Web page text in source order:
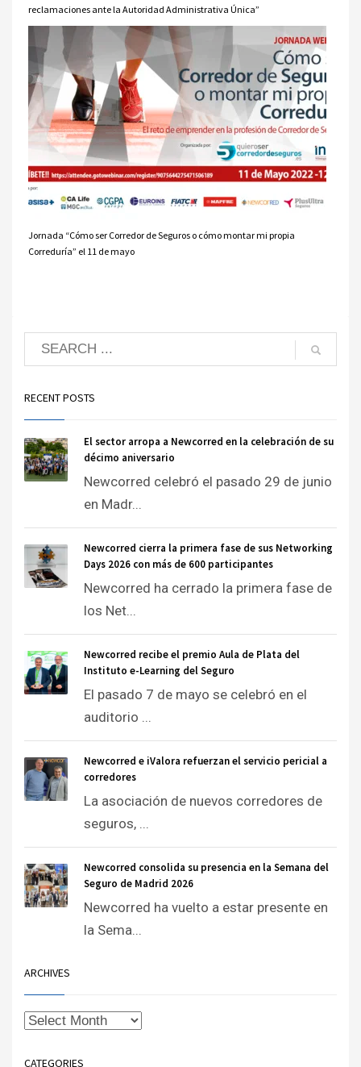
reclamaciones ante la Autoridad Administrativa Única”
Jornada “Cómo ser Corredor de Seguros o cómo montar mi propia
Correduría” el 11 de mayo
RECENT POSTS
El sector arropa a Newcorred en la celebración de su
décimo aniversario
Newcorred celebró el pasado 29 de junio
en Madr...
Newcorred cierra la primera fase de sus Networking
Days 2026 con más de 600 participantes
Newcorred ha cerrado la primera fase de
los Net...
Newcorred recibe el premio Aula de Plata del
Instituto e-Learning del Seguro
El pasado 7 de mayo se celebró en el
auditorio ...
Newcorred e iValora refuerzan el servicio pericial a
corredores
La asociación de nuevos corredores de
seguros, ...
Newcorred consolida su presencia en la Semana del
Seguro de Madrid 2026
Newcorred ha vuelto a estar presente en
la Sema...
ARCHIVES
CATEGORIES